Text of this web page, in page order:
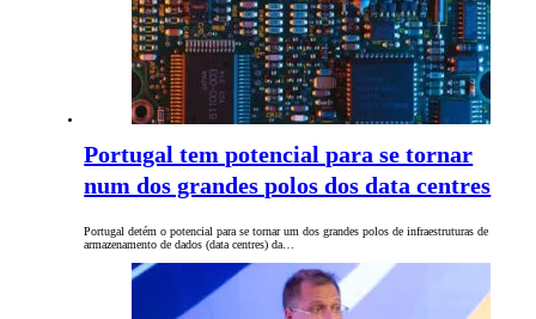
Portugal tem potencial para se tornar
num dos grandes polos dos data centres
Portugal detém o potencial para se tornar um dos grandes polos de infraestruturas de
armazenamento de dados (data centres) da…